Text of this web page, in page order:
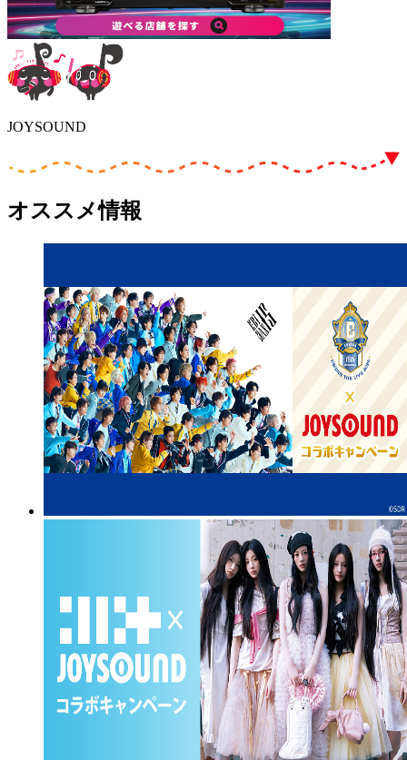
JOYSOUND
オススメ情報